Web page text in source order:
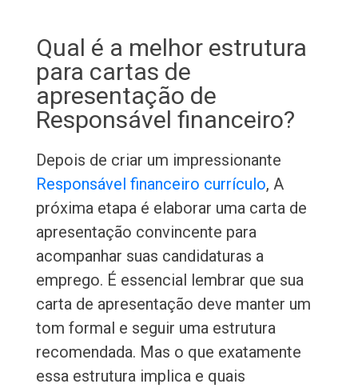
Qual é a melhor estrutura
para cartas de
apresentação de
Responsável financeiro?
Depois de criar um impressionante
Responsável financeiro currículo, A
próxima etapa é elaborar uma carta de
apresentação convincente para
acompanhar suas candidaturas a
emprego. É essencial lembrar que sua
carta de apresentação deve manter um
tom formal e seguir uma estrutura
recomendada. Mas o que exatamente
essa estrutura implica e quais